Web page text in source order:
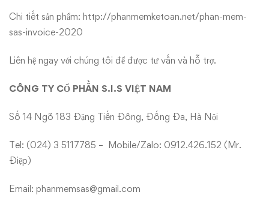
Chi tiết sản phẩm: http://phanmemketoan.net/phan-mem-
sas-invoice-2020
Liên hệ ngay với chúng tôi để được tư vấn và hỗ trợ.
CÔNG TY CỔ PHẦN S.I.S VIỆT NAM
Số 14 Ngõ 183 Đặng Tiến Đông, Đống Đa, Hà Nội
Tel: (024) 3 5117785 – Mobile/Zalo: 0912.426.152 (Mr.
Điệp)
Email: phanmemsas@gmail.com